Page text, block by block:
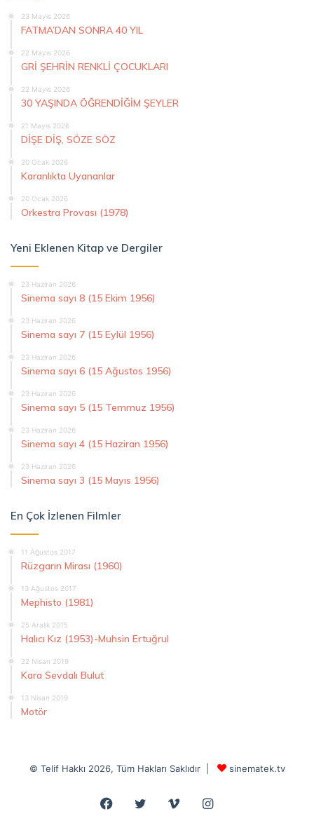
23 Mayıs 2026
FATMA’DAN SONRA 40 YIL
22 Mayıs 2026
GRİ ŞEHRİN RENKLİ ÇOCUKLARI
22 Mayıs 2026
30 YAŞINDA ÖĞRENDİĞİM ŞEYLER
21 Mayıs 2026
DİŞE DİŞ, SÖZE SÖZ
20 Ocak 2026
Karanlıkta Uyananlar
20 Ocak 2026
Orkestra Provası (1978)
Yeni Eklenen Kitap ve Dergiler
23 Haziran 2026
Sinema sayı 8 (15 Ekim 1956)
23 Haziran 2026
Sinema sayı 7 (15 Eylül 1956)
23 Haziran 2026
Sinema sayı 6 (15 Ağustos 1956)
23 Haziran 2026
Sinema sayı 5 (15 Temmuz 1956)
23 Haziran 2026
Sinema sayı 4 (15 Haziran 1956)
23 Haziran 2026
Sinema sayı 3 (15 Mayıs 1956)
En Çok İzlenen Filmler
11 Ağustos 2017
Rüzgarın Mirası (1960)
13 Ağustos 2017
Mephisto (1981)
25 Aralık 2015
Halıcı Kız (1953)-Muhsin Ertuğrul
22 Nisan 2019
Kara Sevdalı Bulut
13 Nisan 2019
Motör
© Telif Hakkı 2026, Tüm Hakları Saklıdır | sinematek.tv
Facebook
Twitter VimeoInstagram